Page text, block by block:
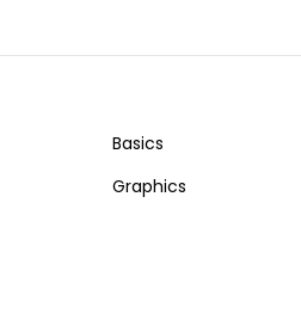
Basics
Graphics